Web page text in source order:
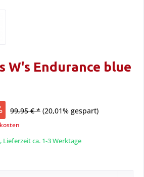
W's Endurance blue
99,95 € * (20,01% gespart)
ca. 1-3 Werktage